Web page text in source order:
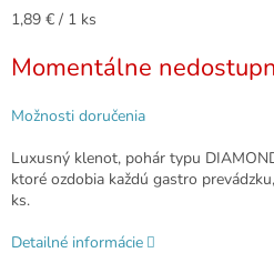
Jednotková
1,89 € / 1 ks
Momentálne
Možnosti doručenia
Luxusný klenot, pohár typu
ktoré ozdobia každú gastro
ks.
Detailné informácie